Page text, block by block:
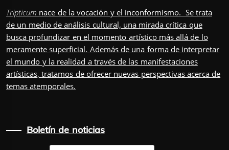
Tripticum nace de la vocación y el inconformismo. Se trata
de un medio de análisis cultural, una mirada crítica que
busca profundizar en el momento artístico más allá de lo
meramente superficial. Además de una forma de interpretar
el mundo y la realidad a través de las manifestaciones
artísticas, tratamos de ofrecer nuevas perspectivas acerca de
temas atemporales.
Boletín de noticias